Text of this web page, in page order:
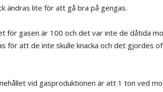
ändras lite för att gå bra på gengas.
för gasen är 100 och det var inte de dåtida
för att de inte skulle knacka och det gjordes
vid gasproduktionen är att 1 ton ved